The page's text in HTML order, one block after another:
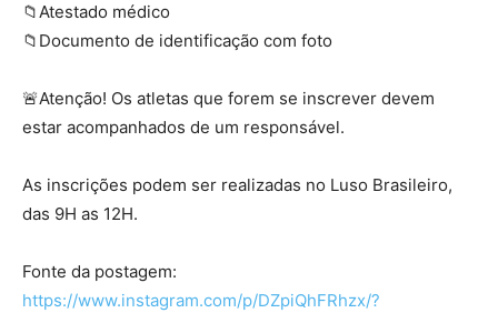
📁Atestado médico
📁Documento de identificação com foto
🚨Atenção! Os atletas que forem se inscrever devem
estar acompanhados de um responsável.
As inscrições podem ser realizadas no Luso Brasileiro,
das 9H as 12H.
Fonte da postagem:
https://www.instagram.com/p/DZpiQhFRhzx/?